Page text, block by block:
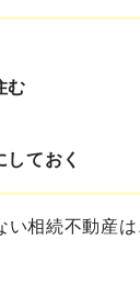
む
しておく
い相続不動産